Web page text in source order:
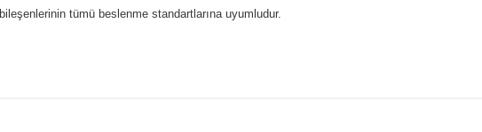
bileşenlerinin tümü beslenme standartlarına uyumludur.